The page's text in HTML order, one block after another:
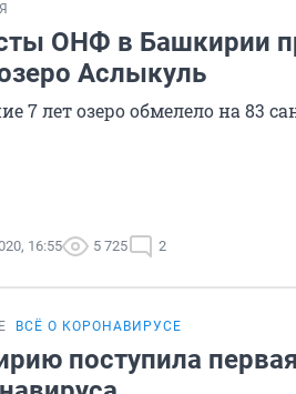
ОНФ в Башкирии
Аслыкуль
7 лет озеро обмелело на 83
16:55 5 725 2
ВСЁ О КОРОНАВИРУСЕ
поступила